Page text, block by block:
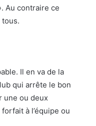
Au contraire ce
Il en va de la
qui arrête le bon
une ou deux
à l’équipe ou